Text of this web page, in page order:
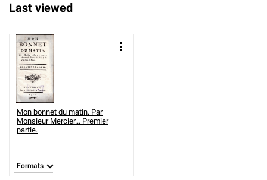
Last viewed
Mon bonnet du matin. Par
Monsieur Mercier... Premier
partie.
Formats